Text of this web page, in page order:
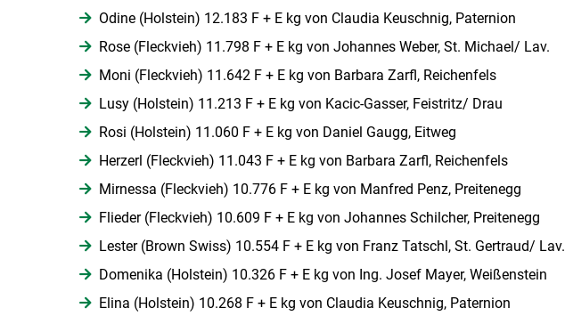
Odine (Holstein) 12.183 F + E kg von Claudia Keuschnig, Paternion
Rose (Fleckvieh) 11.798 F + E kg von Johannes Weber, St. Michael/ Lav.
Moni (Fleckvieh) 11.642 F + E kg von Barbara Zarfl, Reichenfels
Lusy (Holstein) 11.213 F + E kg von Kacic-Gasser, Feistritz/ Drau
Rosi (Holstein) 11.060 F + E kg von Daniel Gaugg, Eitweg
Herzerl (Fleckvieh) 11.043 F + E kg von Barbara Zarfl, Reichenfels
Mirnessa (Fleckvieh) 10.776 F + E kg von Manfred Penz, Preitenegg
Flieder (Fleckvieh) 10.609 F + E kg von Johannes Schilcher, Preitenegg
Lester (Brown Swiss) 10.554 F + E kg von Franz Tatschl, St. Gertraud/ Lav.
Domenika (Holstein) 10.326 F + E kg von Ing. Josef Mayer, Weißenstein
Elina (Holstein) 10.268 F + E kg von Claudia Keuschnig, Paternion